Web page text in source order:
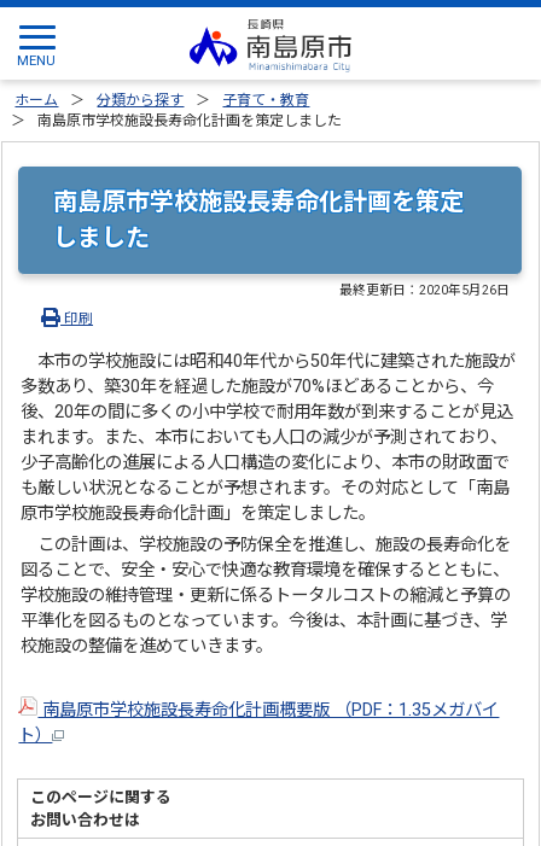
ホーム 分類から探す
子育て・教育
南島原市学校施設長寿命化計画を策定しました
南島原市学校施設長寿命化計画を策定
しました
最終更新日：2020年5月26日
印刷
本市の学校施設には昭和40年代から50年代に建築された施設が
多数あり、築30年を経過した施設が70%ほどあることから、今
後、20年の間に多くの小中学校で耐用年数が到来することが見込
まれます。また、本市においても人口の減少が予測されており、
少子高齢化の進展による人口構造の変化により、本市の財政面で
も厳しい状況となることが予想されます。その対応として「南島
原市学校施設長寿命化計画」を策定しました。
この計画は、学校施設の予防保全を推進し、施設の長寿命化を
図ることで、安全・安心で快適な教育環境を確保するとともに、
学校施設の維持管理・更新に係るトータルコストの縮減と予算の
平準化を図るものとなっています。今後は、本計画に基づき、学
校施設の整備を進めていきます。
南島原市学校施設長寿命化計画概要版 （PDF：1.35メガバイ
ト）
このページに関する
お問い合わせは